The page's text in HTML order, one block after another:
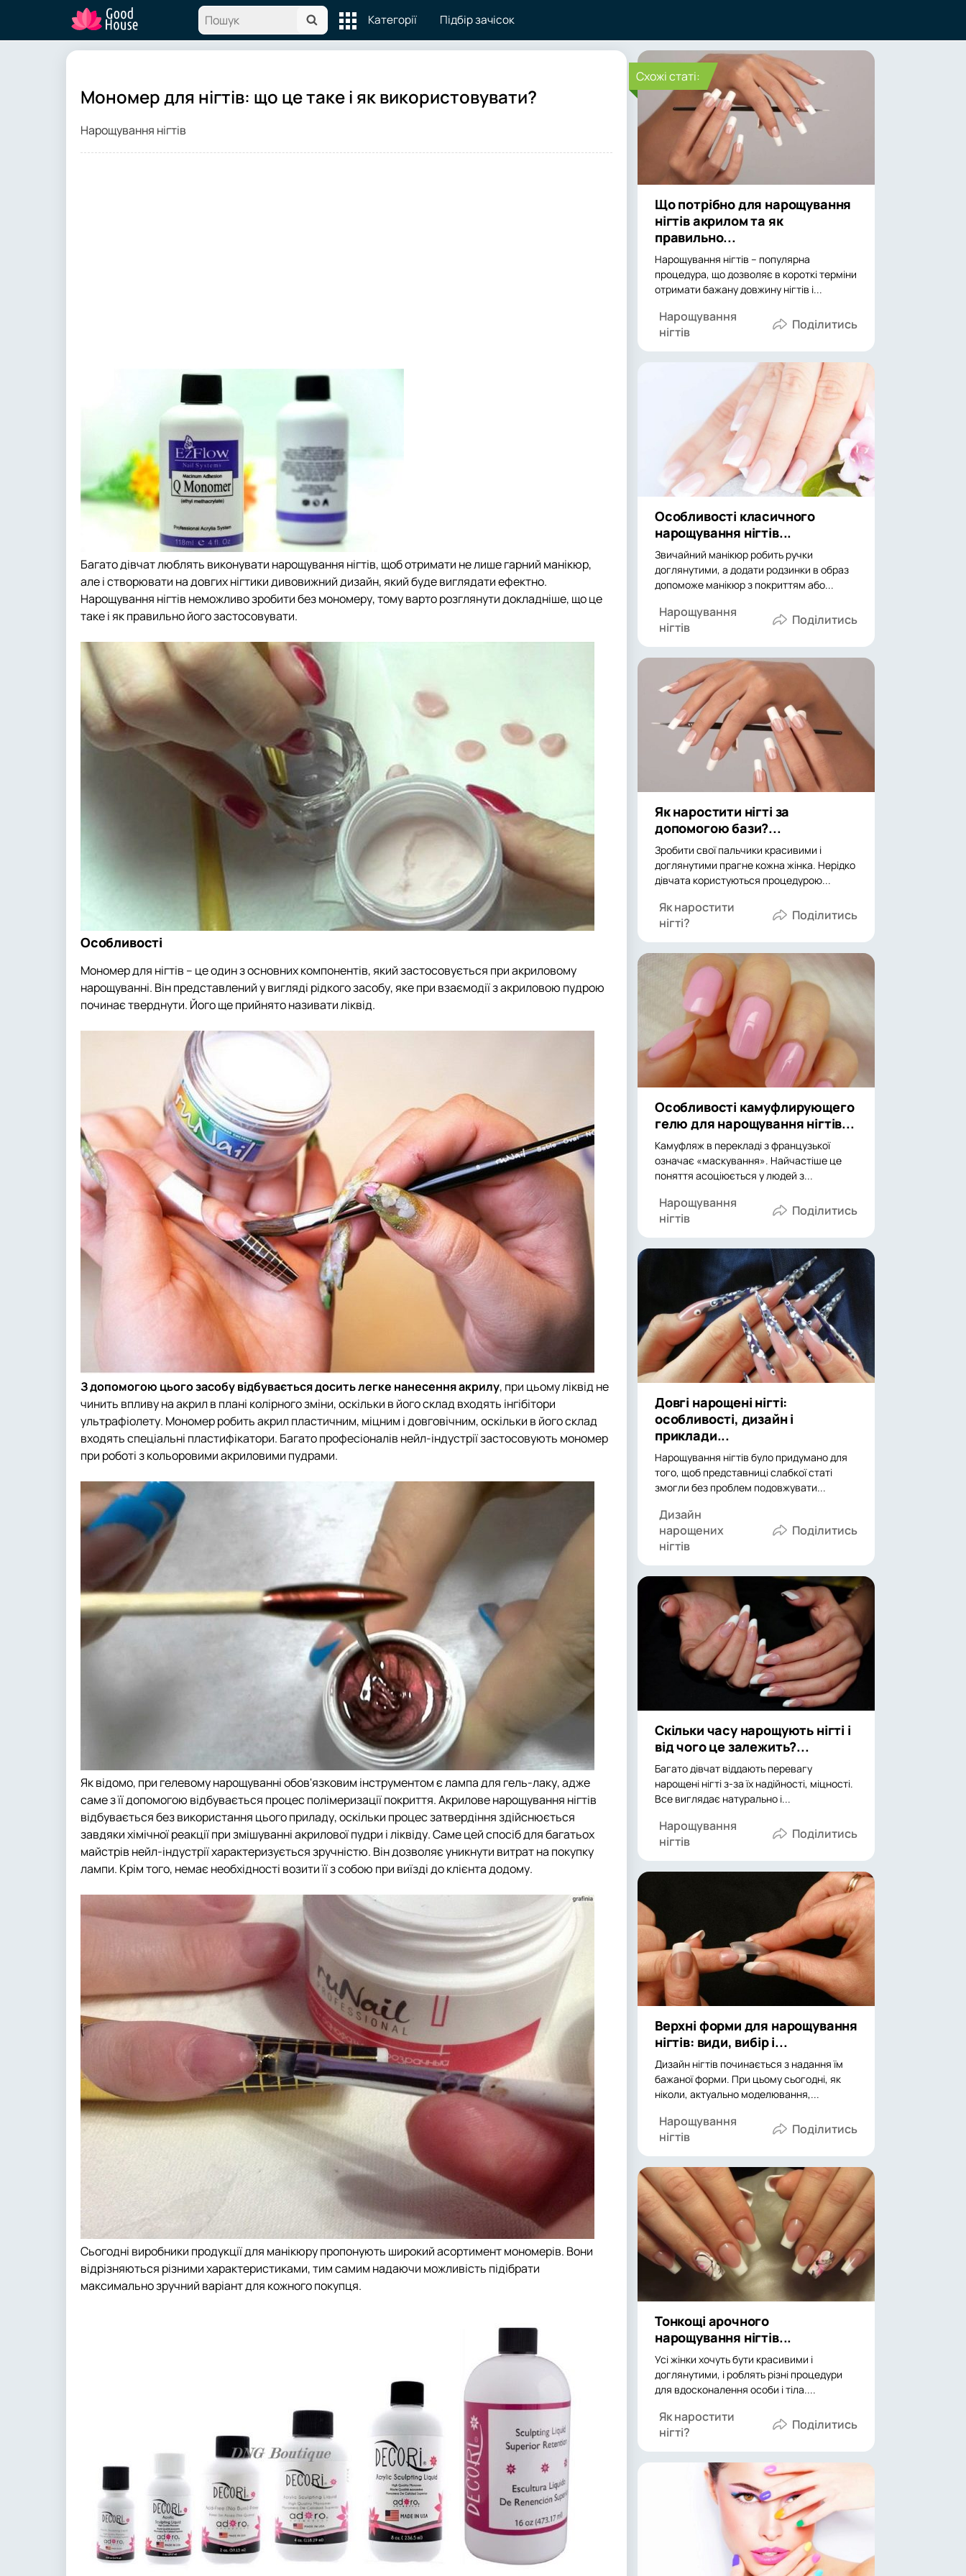
Категорії Підбір зачісок
Мономер для нігтів: що це таке і як використовувати?
Нарощування нігтів
Багато дівчат люблять виконувати нарощування нігтів, щоб отримати не лише гарний манікюр,
але і створювати на довгих нігтики дивовижний дизайн, який буде виглядати ефектно.
Нарощування нігтів неможливо зробити без мономеру, тому варто розглянути докладніше, що це
таке і як правильно його застосовувати.
Особливості
Мономер для нігтів – це один з основних компонентів, який застосовується при акриловому
нарощуванні. Він представлений у вигляді рідкого засобу, яке при взаємодії з акриловою пудрою
починає тверднути. Його ще прийнято називати ліквід.
З допомогою цього засобу відбувається досить легке нанесення акрилу, при цьому ліквід не
чинить впливу на акрил в плані колірного зміни, оскільки в його склад входять інгібітори
ультрафіолету. Мономер робить акрил пластичним, міцним і довговічним, оскільки в його склад
входять спеціальні пластифікатори. Багато професіоналів нейл-індустрії застосовують мономер
при роботі з кольоровими акриловими пудрами.
Як відомо, при гелевому нарощуванні обов'язковим інструментом є лампа для гель-лаку, адже
саме з її допомогою відбувається процес полімеризації покриття. Акрилове нарощування нігтів
відбувається без використання цього приладу, оскільки процес затвердіння здійснюється
завдяки хімічної реакції при змішуванні акрилової пудри і ліквіду. Саме цей спосіб для багатьох
майстрів нейл-індустрії характеризується зручністю. Він дозволяє уникнути витрат на покупку
лампи. Крім того, немає необхідності возити її з собою при виїзді до клієнта додому.
Сьогодні виробники продукції для манікюру пропонують широкий асортимент мономерів. Вони
відрізняються різними характеристиками, тим самим надаючи можливість підібрати
максимально зручний варіант для кожного покупця.
Cхожі статі:
Що потрібно для нарощування
нігтів акрилом та як
правильно...
Нарощування нігтів – популярна
процедура, що дозволяє в короткі терміни
отримати бажану довжину нігтів і...
Нарощування
нігтів
Особливості класичного
нарощування нігтів...
Звичайний манікюр робить ручки
доглянутими, а додати родзинки в образ
допоможе манікюр з покриттям або...
Нарощування
нігтів
Як наростити нігті за
допомогою бази?...
Зробити свої пальчики красивими і
доглянутими прагне кожна жінка. Нерідко
дівчата користуються процедурою...
Як наростити
нігті?
Особливості камуфлирующего
гелю для нарощування нігтів...
Камуфляж в перекладі з французької
означає «маскування». Найчастіше це
поняття асоціюється у людей з...
Нарощування
нігтів
Довгі нарощені нігті:
особливості, дизайн і
приклади...
Нарощування нігтів було придумано для
того, щоб представниці слабкої статі
змогли без проблем подовжувати...
Дизайн
нарощених
нігтів
Скільки часу нарощують нігті і
від чого це залежить?...
Багато дівчат віддають перевагу
нарощені нігті з-за їх надійності, міцності.
Все виглядає натурально і...
Нарощування
нігтів
Верхні форми для нарощування
нігтів: види, вибір і...
Дизайн нігтів починається з надання їм
бажаної форми. При цьому сьогодні, як
ніколи, актуально моделювання,...
Нарощування
нігтів
Тонкощі арочного
нарощування нігтів...
Усі жінки хочуть бути красивими і
доглянутими, і роблять різні процедури
для вдосконалення особи і тіла....
Як наростити
нігті?